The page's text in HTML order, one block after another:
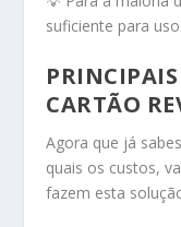
suficiente para
CARTÃO
Agora que já
quais os custos,
fazem esta